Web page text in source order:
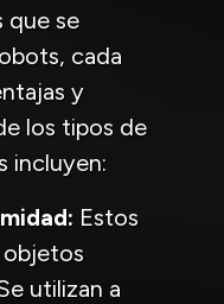
que se
cada
y
los tipos de
incluyen:
Estos
utilizan a